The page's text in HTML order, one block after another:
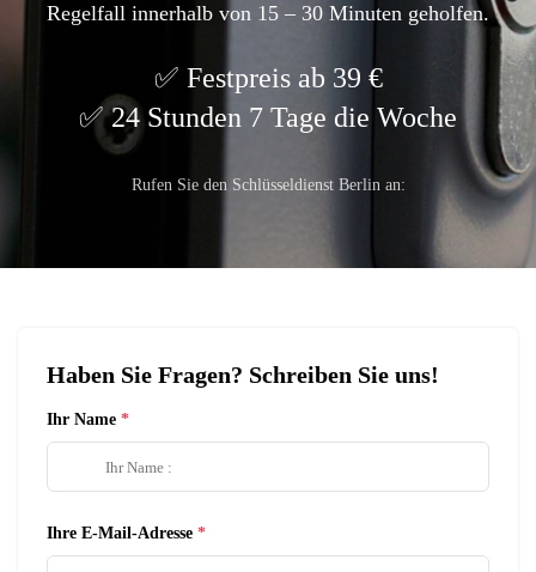
Regelfall innerhalb von 15 – 30 Minuten geholfen.
Festpreis ab 39 €
24 Stunden 7 Tage die Woche
Rufen Sie den Schlüsseldienst Berlin an:
Haben Sie Fragen? Schreiben Sie uns!
Ihr Name
Ihre E-Mail-Adresse